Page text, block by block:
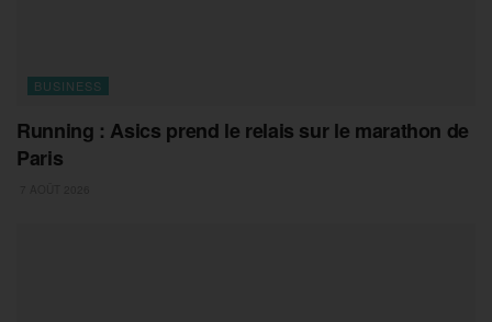
BUSINESS
Running : Asics prend le relais sur le marathon de
Paris